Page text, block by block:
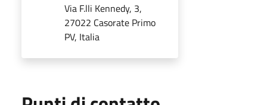
Via F.lli Kennedy, 3,
27022 Casorate Primo
PV, Italia